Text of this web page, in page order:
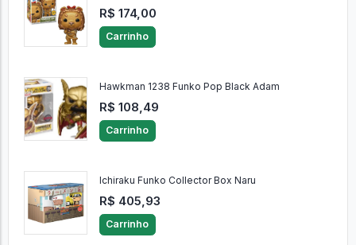
R$ 174,00
Carrinho
Hawkman 1238 Funko Pop Black Adam
R$ 108,49
Carrinho
Ichiraku Funko Collector Box Naru
R$ 405,93
Carrinho